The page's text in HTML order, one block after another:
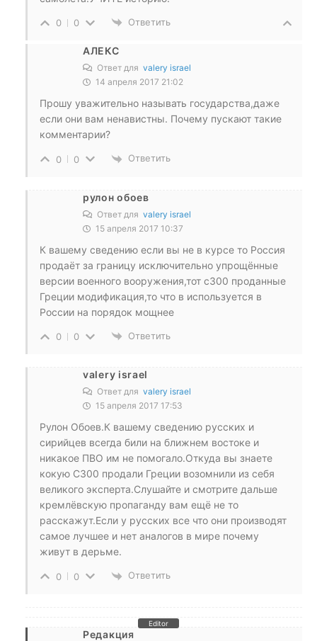
0 0 Ответить
АЛЕКС
Ответ для valery israel
14 апреля 2017 21:02
Прошу уважительно называть государства,даже
если они вам ненавистны. Почему пускают такие
комментарии?
0 0 Ответить
рулон обоев
Ответ для valery israel
15 апреля 2017 10:37
К вашему сведению если вы не в курсе то Россия
продаёт за границу исключительно упрощённые
версии военного вооружения,тот с300 проданные
Греции модификация,то что в используется в
России на порядок мощнее
0 0 Ответить
valery israel
Ответ для valery israel
15 апреля 2017 17:53
Рулон Обоев.К вашему сведению русских и
сирийцев всегда били на ближнем востоке и
никакое ПВО им не помогало.Откуда вы знаете
кокую С300 продали Греции возомнили из себя
великого эксперта.Слушайте и смотрите дальше
кремлёвскую пропаганду вам ещё не то
расскажут.Если у русских все что они производят
самое лучшее и нет аналогов в мире почему
живут в дерьме.
0 0 Ответить
Редакция
Editor